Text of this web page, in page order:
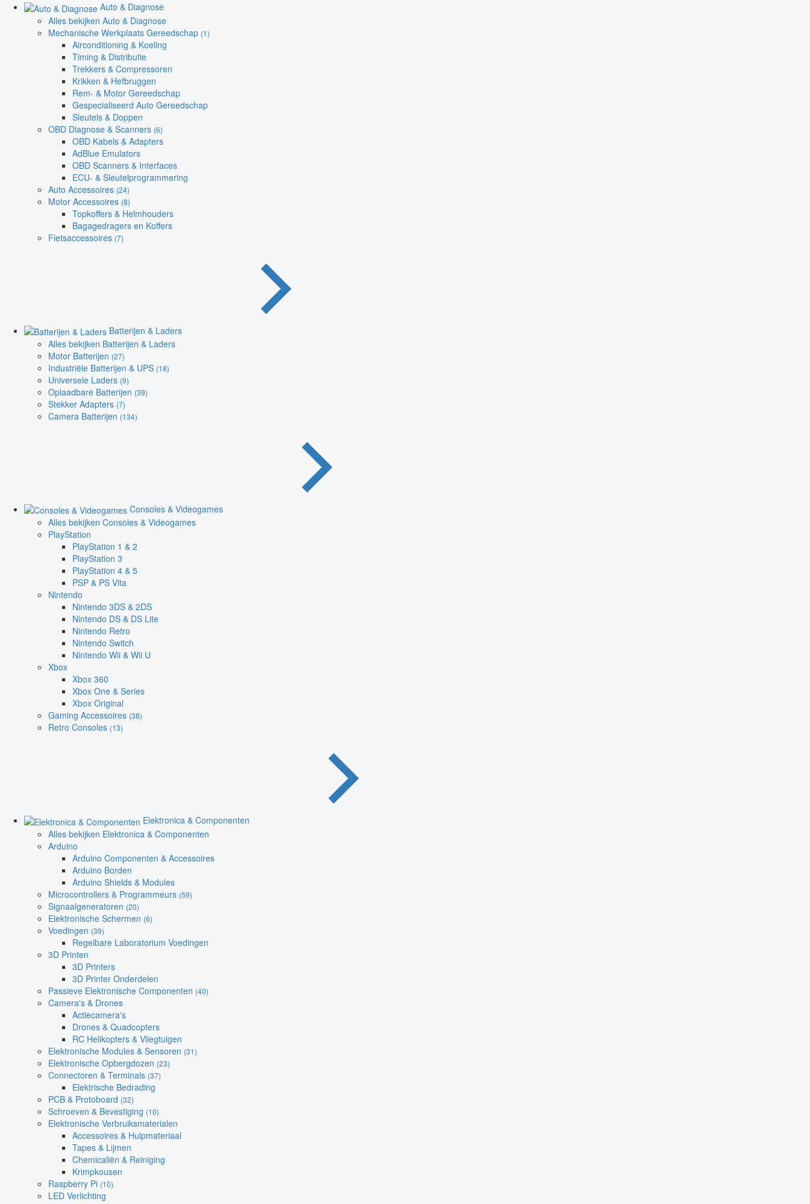
Auto & Diagnose
Alles bekijken Auto & Diagnose
Mechanische Werkplaats Gereedschap (1)
Airconditioning & Koeling
Timing & Distributie
Trekkers & Compressoren
Krikken & Hefbruggen
Rem- & Motor Gereedschap
Gespecialiseerd Auto Gereedschap
Sleutels & Doppen
OBD Diagnose & Scanners (6)
OBD Kabels & Adapters
AdBlue Emulators
OBD Scanners & Interfaces
ECU- & Sleutelprogrammering
Auto Accessoires (24)
Motor Accessoires (8)
Topkoffers & Helmhouders
Bagagedragers en Koffers
Fietsaccessoires (7)
Batterijen & Laders
Alles bekijken Batterijen & Laders
Motor Batterijen (27)
Industriële Batterijen & UPS (18)
Universele Laders (9)
Oplaadbare Batterijen (39)
Stekker Adapters (7)
Camera Batterijen (134)
Consoles & Videogames
Alles bekijken Consoles & Videogames
PlayStation
PlayStation 1 & 2
PlayStation 3
PlayStation 4 & 5
PSP & PS Vita
Nintendo
Nintendo 3DS & 2DS
Nintendo DS & DS Lite
Nintendo Retro
Nintendo Switch
Nintendo Wii & Wii U
Xbox
Xbox 360
Xbox One & Series
Xbox Original
Gaming Accessoires (38)
Retro Consoles (13)
Elektronica & Componenten
Alles bekijken Elektronica & Componenten
Arduino
Arduino Componenten & Accessoires
Arduino Borden
Arduino Shields & Modules
Microcontrollers & Programmeurs (59)
Signaalgeneratoren (20)
Elektronische Schermen (6)
Voedingen (39)
Regelbare Laboratorium Voedingen
3D Printen
3D Printers
3D Printer Onderdelen
Passieve Elektronische Componenten (40)
Camera's & Drones
Actiecamera's
Drones & Quadcopters
RC Helikopters & Vliegtuigen
Elektronische Modules & Sensoren (31)
Elektronische Opbergdozen (23)
Connectoren & Terminals (37)
Elektrische Bedrading
PCB & Protoboard (32)
Schroeven & Bevestiging (10)
Elektronische Verbruiksmaterialen
Accessoires & Hulpmateriaal
Tapes & Lijmen
Chemicaliën & Reiniging
Krimpkousen
Raspberry Pi (10)
LED Verlichting